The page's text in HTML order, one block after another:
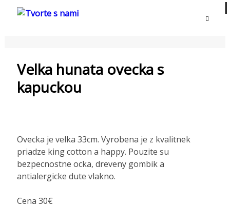
Velka hunata ovecka s
kapuckou
Ovecka je velka 33cm. Vyrobena je z kvalitnek
priadze king cotton a happy. Pouzite su
bezpecnostne ocka, dreveny gombik a
antialergicke dute vlakno.
Cena 30€